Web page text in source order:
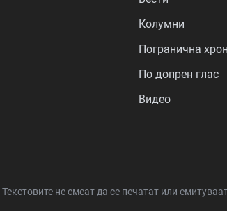
Колумни
Погранична
По допрен глас
Видео
Текстовите не смеат да се печатат или